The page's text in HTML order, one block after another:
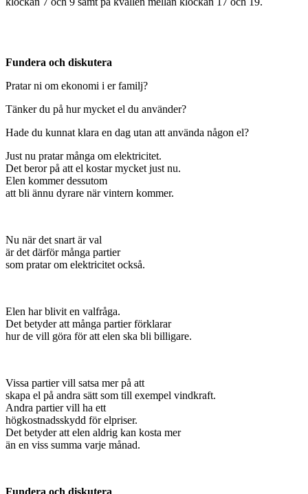
Fundera och diskutera
Pratar ni om ekonomi i er familj?
Tänker du på hur mycket el du använder?
Hade du kunnat klara en dag utan att använda någon el?
Just nu pratar många om elektricitet.
Det beror på att el kostar mycket just nu.
Elen kommer dessutom
att bli ännu dyrare när vintern kommer.
Nu när det snart är val
är det därför många partier
som pratar om elektricitet också.
Elen har blivit en valfråga.
Det betyder att många partier förklarar
hur de vill göra för att elen ska bli billigare.
Vissa partier vill satsa mer på att
skapa el på andra sätt som till exempel vindkraft.
Andra partier vill ha ett
högkostnadsskydd för elpriser.
Det betyder att elen aldrig kan kosta mer
än en viss summa varje månad.